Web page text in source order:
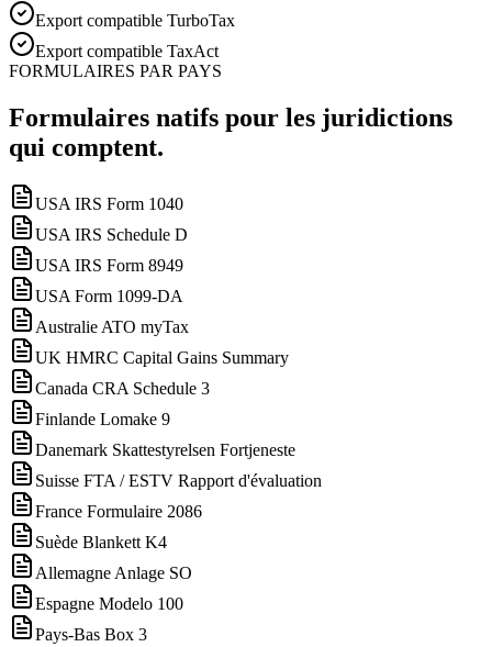
Export compatible TurboTax
Export compatible TaxAct
FORMULAIRES PAR PAYS
Formulaires natifs pour les juridictions
qui comptent.
USA IRS Form 1040
USA IRS Schedule D
USA IRS Form 8949
USA Form 1099-DA
Australie ATO myTax
UK HMRC Capital Gains Summary
Canada CRA Schedule 3
Finlande Lomake 9
Danemark Skattestyrelsen Fortjeneste
Suisse FTA / ESTV Rapport d'évaluation
France Formulaire 2086
Suède Blankett K4
Allemagne Anlage SO
Espagne Modelo 100
Pays-Bas Box 3